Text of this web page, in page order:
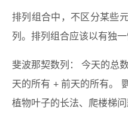
排列组合中，不区分某些
列。排列组合应该以有独一
斐波那契数列： 今天的总
天的所有 + 前天的所有。
植物叶子的长法、爬楼梯